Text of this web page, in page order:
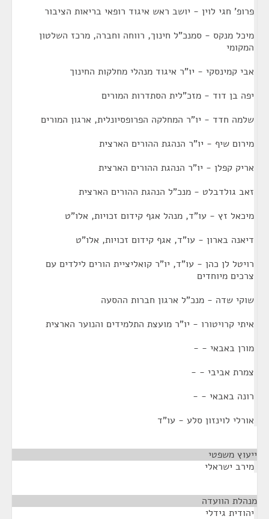
פרופ' חגי לוין - יושב ראש איגוד רופאי בריאות הציבור
מיכל מנקס - סמנכ"ל חינוך, רווחה וחברה, מרכז השלטון
המקומי
אבי קמינסקי - יו"ר איגוד מנהלי מחלקות החינוך
יפה בן דוד - מזכ"לית הסתדרות המורים
שלמה חדד - יו"ר המחלקה הפרופסיונלית, ארגון המורים
מירום שיף - יו"ר הנהגת ההורים הארצית
אריק קפלן - יו"ר הנהגת ההורים הארצית
זאב גולדבלט - מנכ"ל הנהגת ההורים הארצית
מיכאל זץ - עו"ד, מנהל אגף קידום זכויות, אלו"ט
דיאנה בארון - עו"ד, אגף קידום זכויות, אלו"ט
רויטל לן כהן - עו"ד, יו"ר קואליציית הורים לילדים עם
צרכים מיוחדים
שוקי שדה - מנכ"ל ארגון חברות ההסעה
איתי קרויטורו - יו"ר מועצת התלמידים והנוער הארצית
מורן באבאי - -
צמרת אביבי - -
רונה באבאי - -
אורלי לוינזון סלע - עו"ד
ייעוץ משפטי
מירב ישראלי
מנהלת הוועדה
יהודית גידלי